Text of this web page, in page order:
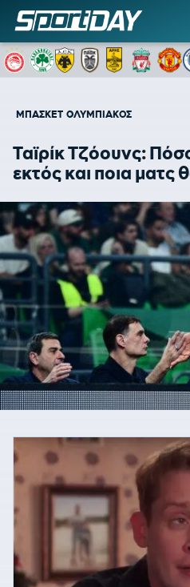
ΜΠΑΣΚΕΤ ΟΛΥΜΠΙΑΚΟΣ
Ταϊρίκ Τζόουνς:
εκτός και ποια ματς